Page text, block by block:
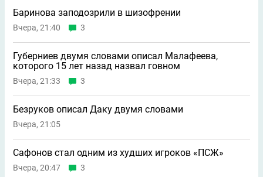
Баринова заподозрили в шизофрении
Вчера, 21:40 3
Губерниев двумя словами описал Малафеева,
которого 15 лет назад назвал говном
Вчера, 21:33 3
Безруков описал Даку двумя словами
Вчера, 21:05
Сафонов стал одним из худших игроков «ПСЖ»
Вчера, 20:47 3